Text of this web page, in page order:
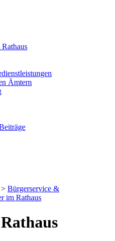
Ämtern
> Bürgerservice &
im Rathaus